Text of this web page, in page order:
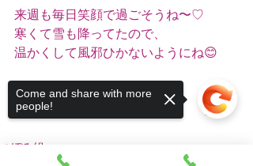
来週も毎日笑顔で過ごそうね〜♡
寒くて雪も降ってたので、
温かくして風邪ひかないようにね😊
つぼみ組🐰
吉本
つぼみ組
Come and share with more
people!